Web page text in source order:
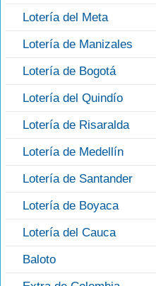
Lotería del Meta
Lotería de Manizales
Lotería de Bogotá
Lotería del Quindío
Lotería de Risaralda
Lotería de Medellín
Lotería de Santander
Lotería de Boyaca
Lotería del Cauca
Baloto